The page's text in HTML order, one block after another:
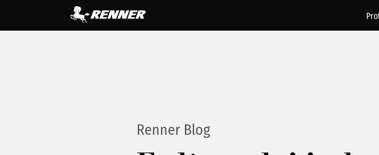
Renner Blog